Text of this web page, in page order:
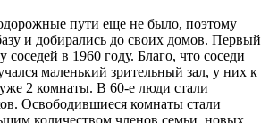
пути еще не было, поэтому
и добирались до своих домов. Первый
соседей в 1960 году. Благо, что соседи
маленький зрительный зал, у них к
2 комнаты. В 60-е люди стали
Освободившиеся комнаты стали
количеством членов семьи, новых